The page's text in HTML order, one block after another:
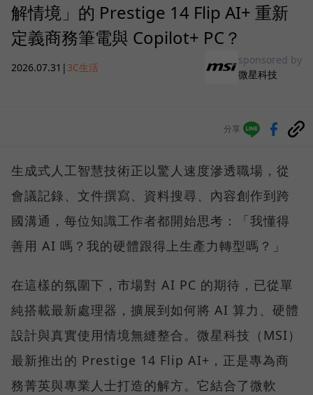
解情境」的 Prestige 14 Flip AI+ 重新
定義商務筆電與 Copilot+ PC？
2026.07.31 | 3C生活
sponsored by
微星科技
分享
生成式人工智慧技術正以驚人速度滲透職場，從
會議記錄、文件撰寫、資料搜尋、內容創作到跨
國溝通，每位知識工作者都開始思考：「我懂得
善用 AI 嗎？我的硬體跟得上生產力轉型嗎？」
在這樣的氛圍下，市場對 AI PC 的期待，已從單
純搭載最新處理器，擴展到如何將 AI 算力、硬體
設計與真實使用情境無縫整合。微星科技（MSI）
最新推出的 Prestige 14 Flip AI+，正是專為商
務菁英與專業人士打造的解方。它結合了微軟